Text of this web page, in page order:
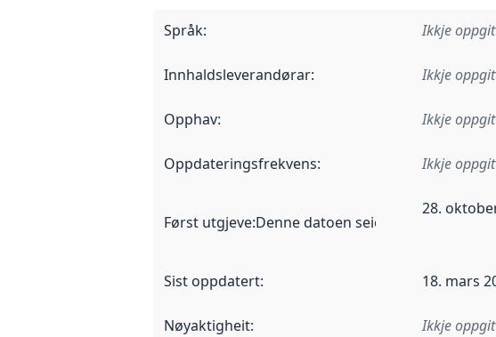
Språk: Ikkje
Innhaldsleverandørar: Ikkje
Opphav: Ikkje
Oppdateringsfrekvens: Ikkje
Først utgjeve:Denne datoen seier når dataa i
28.
Sist oppdatert: 18. mars
Nøyaktigheit: Ikkje